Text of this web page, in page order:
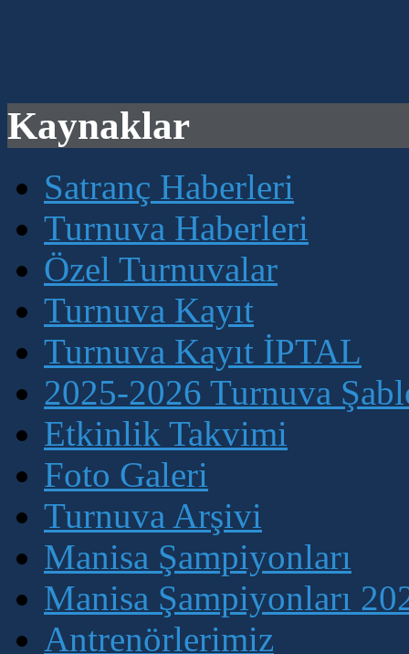
Kaynaklar
Satranç Haberleri
Turnuva Haberleri
Özel Turnuvalar
Turnuva Kayıt
Turnuva Kayıt İPTAL
2025-2026 Turnuva
Etkinlik Takvimi
Foto Galeri
Turnuva Arşivi
Manisa Şampiyonları
Manisa Şampiyonları
Antrenörlerimiz